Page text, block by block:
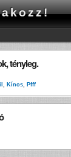
k o z z !
tényleg.
, Kínos, Pfff